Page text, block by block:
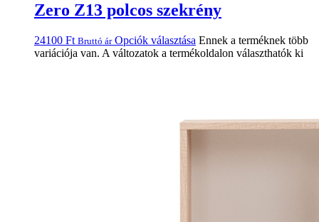
Zero Z13 polcos szekrény
24100 Ft Bruttó ár Opciók választása Ennek a terméknek több
variációja van. A változatok a termékoldalon választhatók ki